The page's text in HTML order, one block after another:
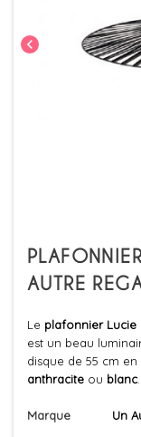
chevron_left
AUTRE
Le plafonnier Lucie
est un beau
disque de 55 cm
anthracite ou blanc.
Marque Un